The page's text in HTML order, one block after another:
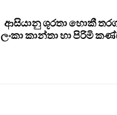
ආසියානු ශූරතා හොකී
ලංකා කාන්තා හා පිරිමි